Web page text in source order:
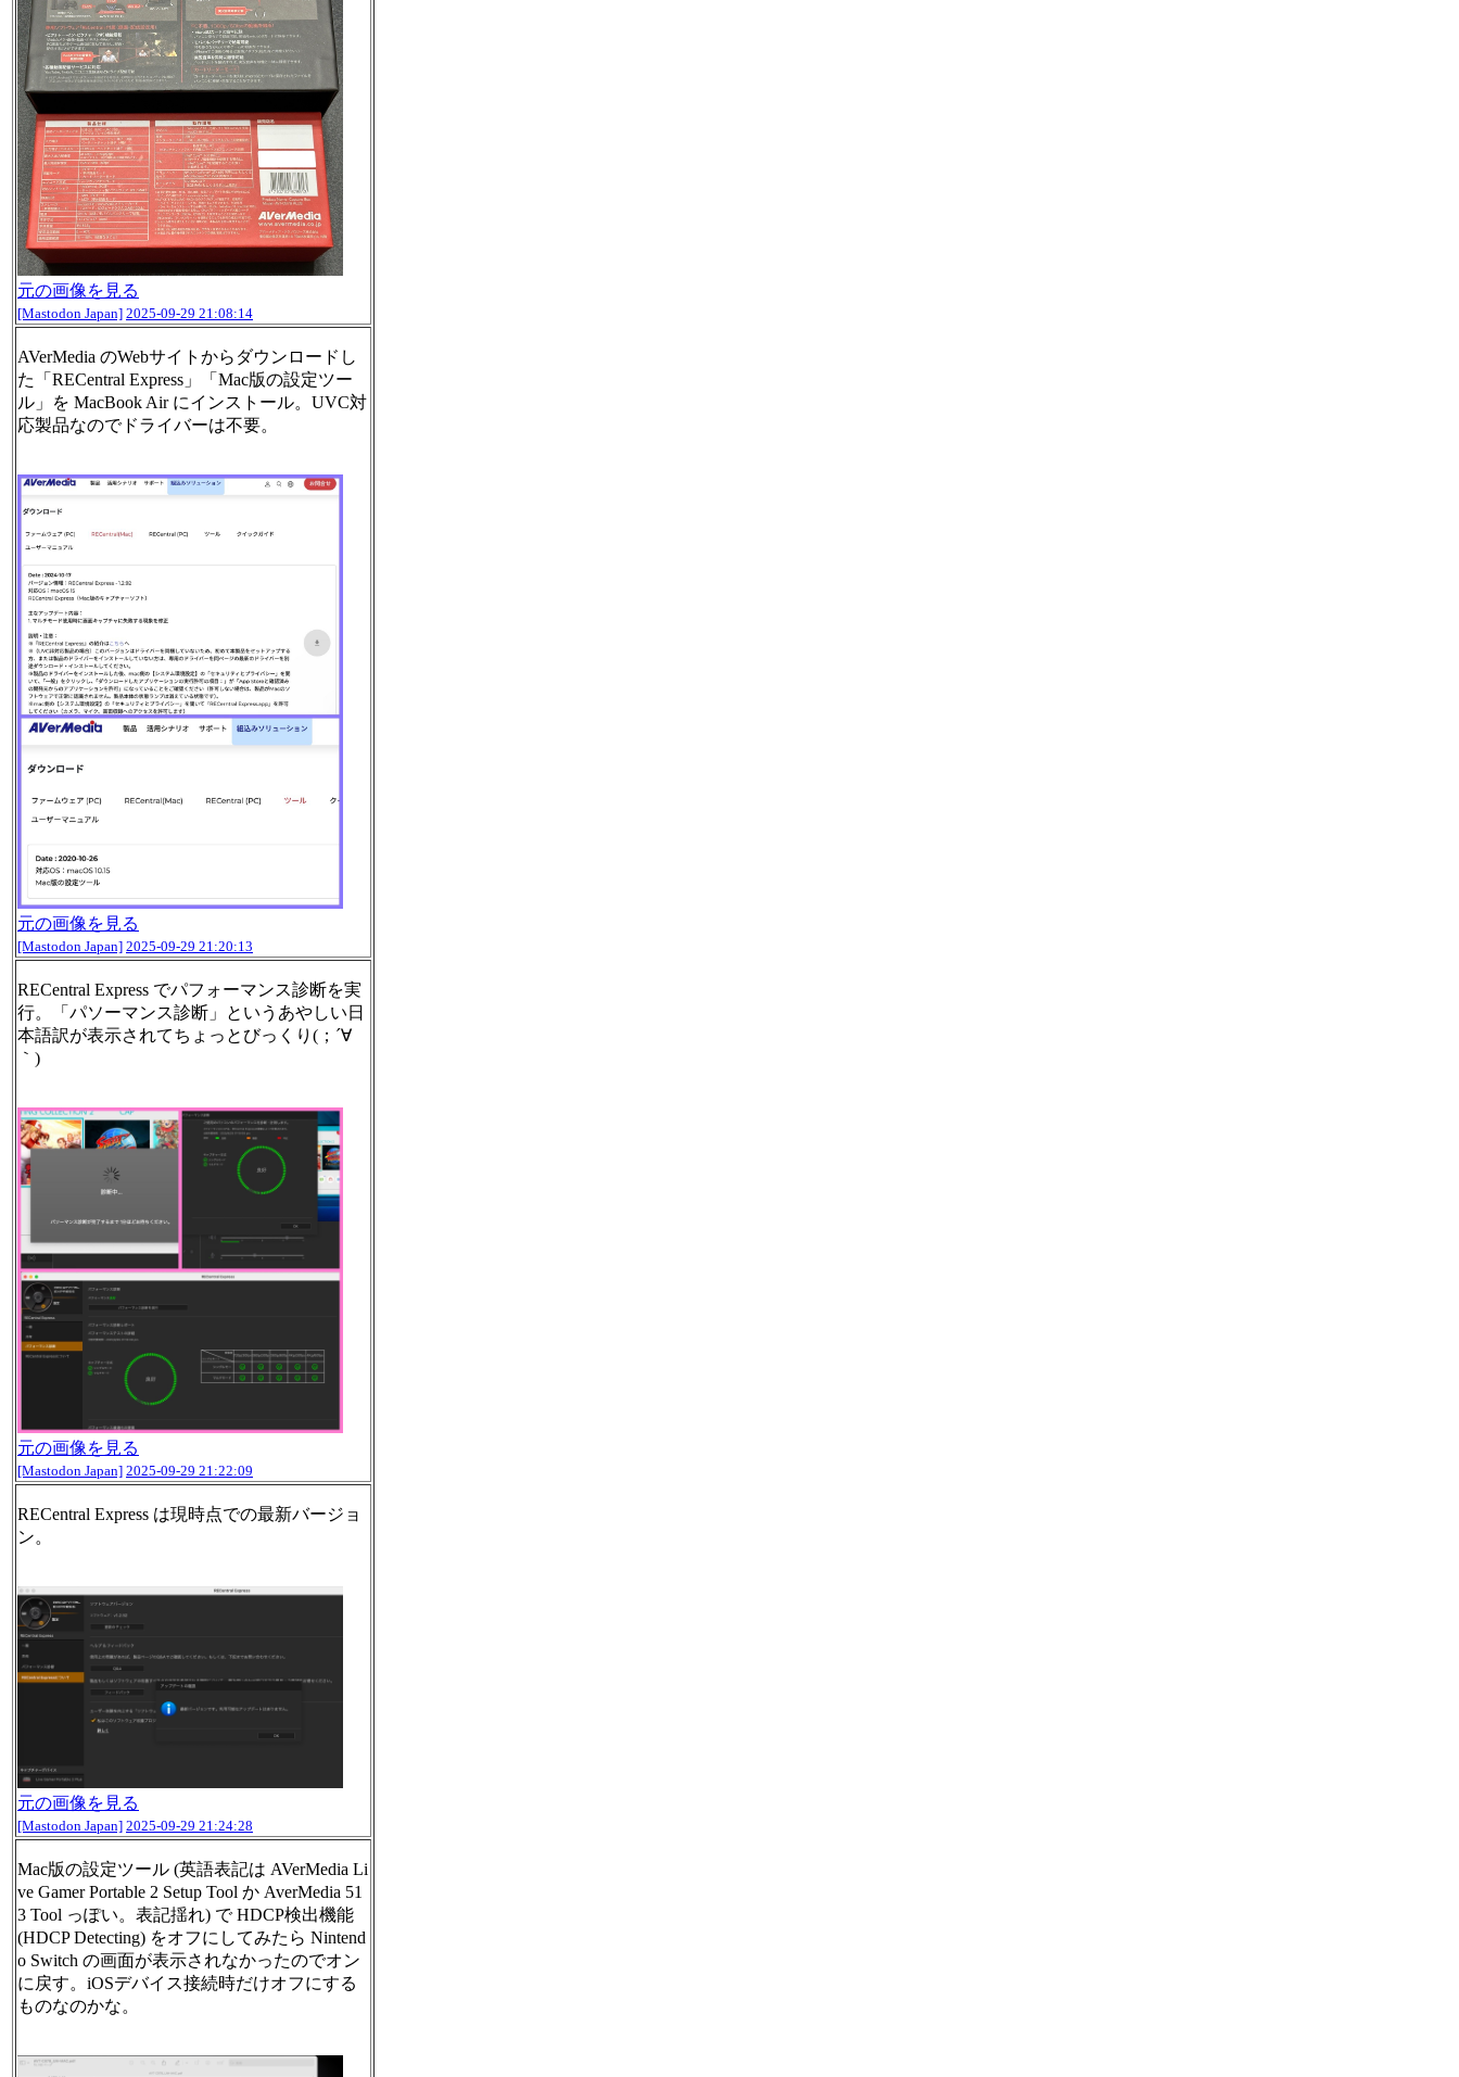
元の画像を見る
[Mastodon Japan] 2025-09-29 21:08:14
AVerMedia のWebサイトからダウンロードし
た「RECentral Express」「Mac版の設定ツー
ル」を MacBook Air にインストール。UVC対
応製品なのでドライバーは不要。
元の画像を見る
[Mastodon Japan] 2025-09-29 21:20:13
RECentral Express でパフォーマンス診断を実
行。「パソーマンス診断」というあやしい日
本語訳が表示されてちょっとびっくり(；´∀
｀)
元の画像を見る
[Mastodon Japan] 2025-09-29 21:22:09
RECentral Express は現時点での最新バージョ
ン。
元の画像を見る
[Mastodon Japan] 2025-09-29 21:24:28
Mac版の設定ツール (英語表記は AVerMedia Li
ve Gamer Portable 2 Setup Tool か AverMedia 51
3 Tool っぽい。表記揺れ) で HDCP検出機能
(HDCP Detecting) をオフにしてみたら Nintend
o Switch の画面が表示されなかったのでオン
に戻す。iOSデバイス接続時だけオフにする
ものなのかな。